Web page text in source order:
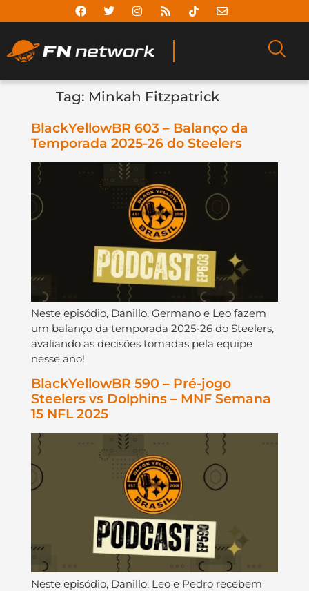
Tag: Minkah Fitzpatrick
BlackYellowBR 603 – Balanço da
Temporada 2025-26 do Steelers
Neste episódio, Danillo, Germano e Leo fazem
um balanço da temporada 2025-26 do Steelers,
avaliando as decisões tomadas pela equipe
nesse ano!
BlackYellowBR 590 – Pré-jogo
Steelers vs Dolphins – MNF Semana
15 NFL 2025
Neste episódio, Danillo, Leo e Pedro recebem